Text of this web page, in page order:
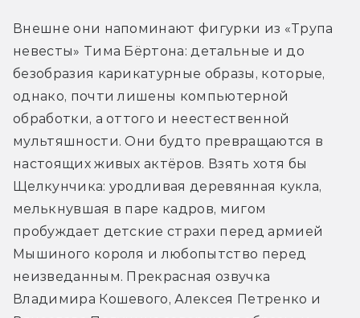
Внешне они напоминают фигурки из «Трупа
невесты» Тима Бёртона: детальные и до
безобразия карикатурные образы, которые,
однако, почти лишены компьютерной
обработки, а оттого и неестественной
мультяшности. Они будто превращаются в
настоящих живых актёров. Взять хотя бы
Щелкунчика: уродливая деревянная кукла,
мелькнувшая в паре кадров, мигом
пробуждает детские страхи перед армией
Мышиного короля и любопытство перед
неизведанным. Прекрасная озвучка
Владимира Кошевого, Алексея Петренко и